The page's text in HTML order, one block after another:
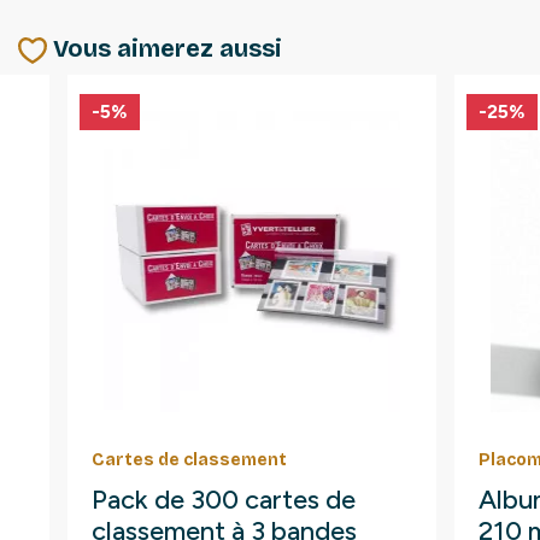
Vous aimerez aussi
Cartes de classement
Pack de 300 cartes de
classement à 3 bandes
-5%
210
-25%